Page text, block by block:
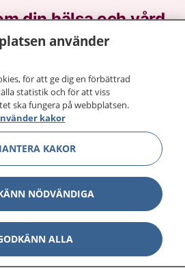
din hälsa och vård
om hälsa och information om
journal och göra dina
1177 för
runt.
vill må bättre.
Visa
Visa
använder
för att ge dig en förbättrad
statistik och för att viss
ska fungera på webbplatsen.
kakor
KAKOR
NÖDVÄNDIGA
ALLA